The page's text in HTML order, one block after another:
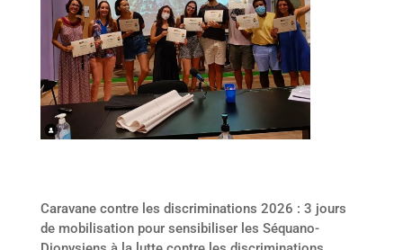
Caravane contre les discriminations 2026 : 3 jours
de mobilisation pour sensibiliser les Séquano-